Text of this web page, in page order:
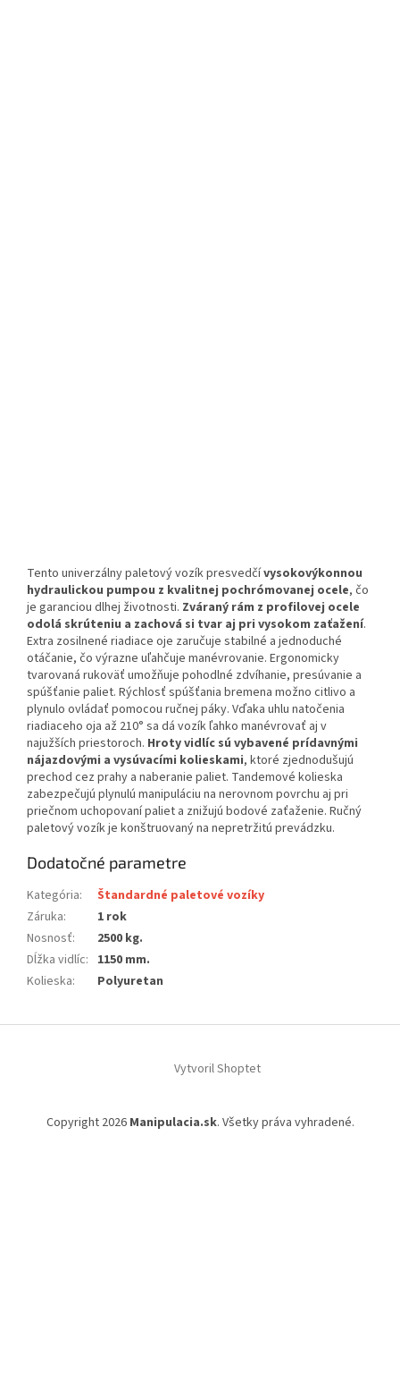
Tento univerzálny paletový vozík presvedčívysokovýkonnou
hydraulickou pumpou z kvalitnej pochrómovanej ocele, čo
je garanciou dlhej životnosti. Zváraný rám z profilovej ocele
odolá skrúteniu a zachová si tvar aj pri vysokom zaťažení.
Extra zosilnené riadiace oje zaručuje stabilné a jednoduché
otáčanie, čo výrazne uľahčuje manévrovanie. Ergonomicky
tvarovaná rukoväť umožňuje pohodlné zdvíhanie, presúvanie a
spúšťanie paliet. Rýchlosť spúšťania bremena možno citlivo a
plynulo ovládať pomocou ručnej páky. Vďaka uhlu natočenia
riadiaceho oja až 210° sa dá vozík ľahko manévrovať aj v
najužších priestoroch. Hroty vidlíc sú vybavené prídavnými
nájazdovými a vysúvacími kolieskami, ktoré zjednodušujú
prechod cez prahy a naberanie paliet. Tandemové kolieska
zabezpečujú plynulú manipuláciu na nerovnom povrchu aj pri
priečnom uchopovaní paliet a znižujú bodové zaťaženie. Ručný
paletový vozík je konštruovaný na nepretržitú prevádzku.
Dodatočné parametre
Kategória:
Štandardné paletové vozíky
Záruka:
1 rok
Nosnosť:
2500 kg.
Dĺžka vidlíc: 1150 mm.
Kolieska: Polyuretan
Vytvoril Shoptet
Copyright 2026 Manipulacia.sk. Všetky práva vyhradené.